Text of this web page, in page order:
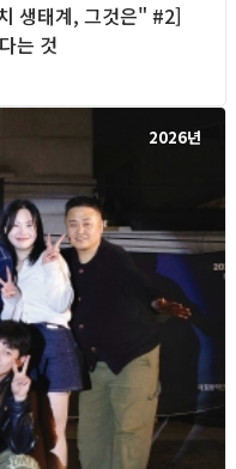
생태계, 그것은" #2]
는 것
2026년